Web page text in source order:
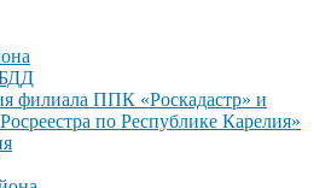
филиала ППК «Роскадастр» и
по Республике Карелия»